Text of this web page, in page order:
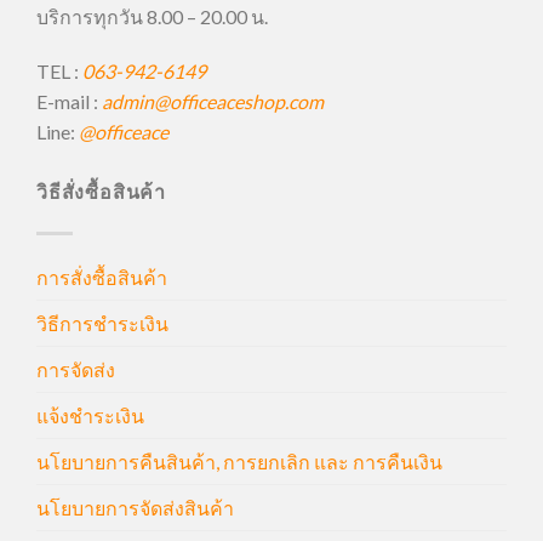
บริการทุกวัน 8.00 – 20.00 น.
TEL : 063-942-6149
E-mail : admin@officeaceshop.com
Line: @officeace
วิธีสั่งซื้อสินค้า
การสั่งซื้อสินค้า
วิธีการชำระเงิน
การจัดส่ง
แจ้งชำระเงิน
นโยบายการคืนสินค้า, การยกเลิก และ การคืนเงิน
นโยบายการจัดส่งสินค้า